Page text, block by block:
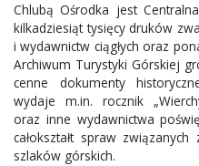
Chlubą Ośrodka jest
kilkadziesiąt tysięcy druków
i wydawnictw ciągłych oraz
Archiwum Turystyki Górskiej
cenne dokumenty
wydaje m.in. rocznik
oraz inne wydawnictwa
całokształt spraw
szlaków górskich.